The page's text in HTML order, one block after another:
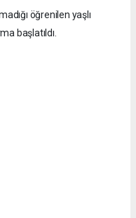
öğrenilen yaşlı
başlatıldı.